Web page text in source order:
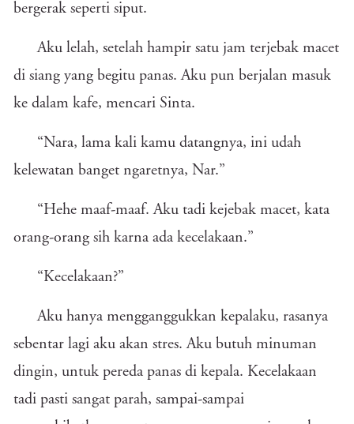
bergerak seperti siput.
Aku lelah, setelah hampir satu jam terjebak macet
di siang yang begitu panas. Aku pun berjalan masuk
ke dalam kafe, mencari Sinta.
“Nara, lama kali kamu datangnya, ini udah
kelewatan banget ngaretnya, Nar.”
“Hehe maaf-maaf. Aku tadi kejebak macet, kata
orang-orang sih karna ada kecelakaan.”
“Kecelakaan?”
Aku hanya mengganggukkan kepalaku, rasanya
sebentar lagi aku akan stres. Aku butuh minuman
dingin, untuk pereda panas di kepala. Kecelakaan
tadi pasti sangat parah, sampai-sampai